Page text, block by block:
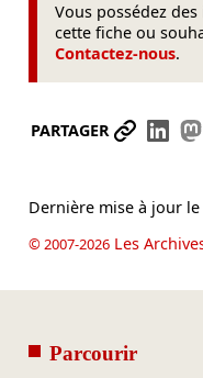
Vous possédez
cette fiche ou
Contactez-nous.
PARTAGER
Dernière mise à jour le
© 2007-2026Les
Parcourir